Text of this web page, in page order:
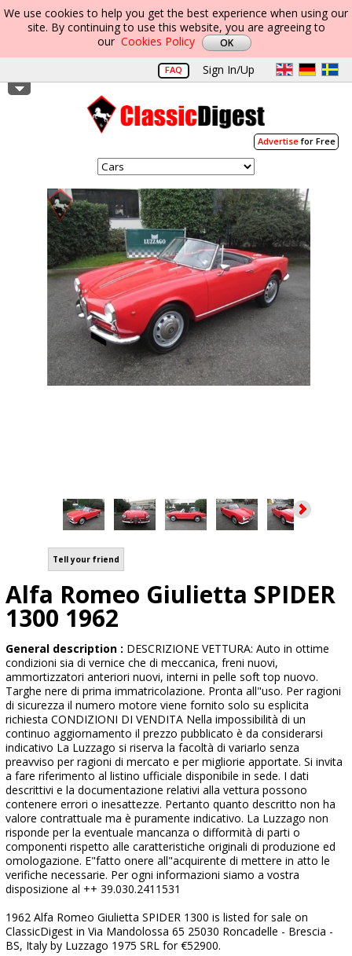
We use cookies to help you get the best experience when using our
site. By continuing to use this website, you are agreeing to
our Cookies Policy
FAQ Sign In/Up
Advertisefor Free
Tell your friend
Alfa Romeo Giulietta SPIDER
1300 1962
General description : DESCRIZIONE VETTURA: Auto in ottime
condizioni sia di vernice che di meccanica, freni nuovi,
ammortizzatori anteriori nuovi, interni in pelle soft top nuovo.
Targhe nere di prima immatricolazione. Pronta all"uso. Per ragioni
di sicurezza il numero motore viene fornito solo su esplicita
richiesta CONDIZIONI DI VENDITA Nella impossibilità di un
continuo aggiornamento il prezzo pubblicato è da considerarsi
indicativo La Luzzago si riserva la facoltà di variarlo senza
preavviso per ragioni di mercato e per migliorie apportate. Si invita
a fare riferimento al listino ufficiale disponibile in sede. I dati
descrittivi e la documentazione relativi alla vettura possono
contenere errori o inesattezze. Pertanto quanto descritto non ha
valore contrattuale ma è puramente indicativo. La Luzzago non
risponde per la eventuale mancanza o difformità di parti o
componenti rispetto alle caratteristiche originali di produzione ed
omologazione. E"fatto onere all"acquirente di mettere in atto le
verifiche necessarie. Per ogni informazioni siamo a vostra
disposizione al ++ 39.030.2411531
1962 Alfa Romeo Giulietta SPIDER 1300 is listed for sale on
ClassicDigest in Via Mandolossa 65 25030 Roncadelle - Brescia -
BS, Italy by Luzzago 1975 SRL for €52900.